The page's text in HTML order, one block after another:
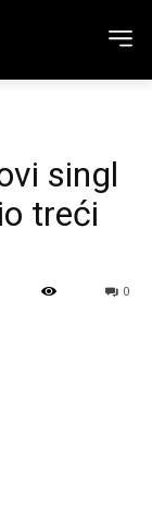
singl
treći
0